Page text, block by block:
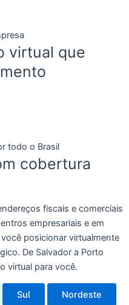
virtual que
todo o Brasil
cobertura
fiscais e comerciais
empresariais e em
posicionar virtualmente
De Salvador a Porto
virtual para você.
Sul Nordeste